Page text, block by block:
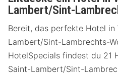
Lambert/Sint-
Bereit, das perfekte Hotel in
Lambert/Sint-Lambrechts-
HotelSpecials findest du 21
Saint-Lambert/Sint-